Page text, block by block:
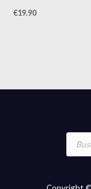
€19.90